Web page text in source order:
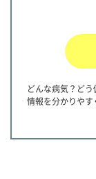
どんな病気？ど
情報を分かりやす